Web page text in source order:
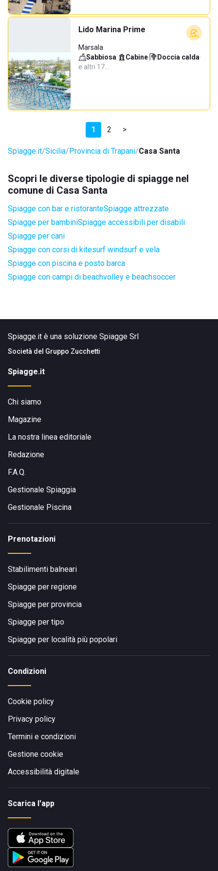
Lido Marina Prime
Marsala
Sabbiosa· Cabine· Doccia calda·
e altri 17…
1 2 >
Spiagge.it Sicilia Provincia di Trapani Casa Santa
Scopri le diverse tipologie di spiagge nel
comune di Casa Santa
Spiagge con bar e ristoranteSpiagge attrezzate
Spiagge per bambiniSpiagge accessibili per disabili
Spiagge per cani
Spiagge con corsi di kitesurf windsurf e vela
Spiagge con piscina e posto barca
Spiagge con campi di beachvolley e beachsoccer
Spiagge.it è una soluzione Spiagge Srl
Società del Gruppo Zucchetti
Spiagge.it
Chi siamo
Magazine
La nostra linea editoriale
Redazione
F.A.Q.
Gestionale Spiaggia
Gestionale Piscina
Prenotazioni
Stabilimenti balneari
Spiagge per regione
Spiagge per provincia
Spiagge per tipo
Spiagge per località più popolari
Condizioni
Cookie policy
Privacy policy
Termini e condizioni
Gestione cookie
Accessibilità digitale
Scarica l'app